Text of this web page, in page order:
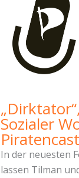
Sozialer
In der neuesten
lassen Tilman